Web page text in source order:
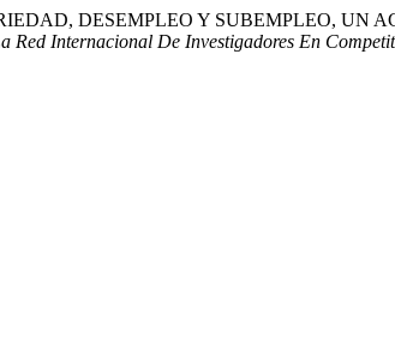
DESEMPLEO Y SUBEMPLEO,
Red Internacional De Investigadores En